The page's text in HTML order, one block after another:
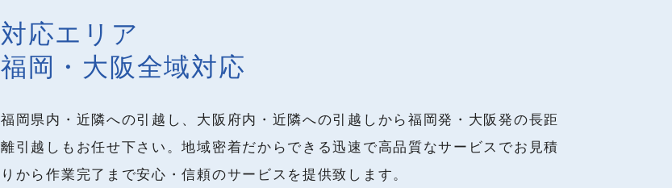
対応エリア
福岡・大阪全域対応
福岡県内・近隣への引越し、大阪府内・近隣への引越しから福岡発・大阪発の長距
離引越しもお任せ下さい。地域密着だからできる迅速で高品質なサービスでお見積
りから作業完了まで安心・信頼のサービスを提供致します。